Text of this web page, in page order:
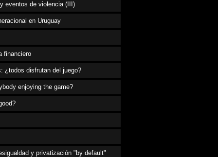
eventos de violencia (III)
en Uruguay
financiero
¿todos disfrutan del juego?
enjoying the game?
y privatización "by default"